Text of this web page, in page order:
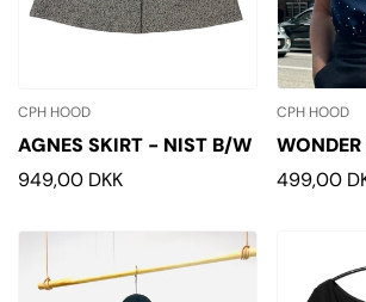
CPH HOOD
AGNES SKIRT - NIST B/W
Normalpris
949,00 DKK
CPH HOOD
BLUE
499,00